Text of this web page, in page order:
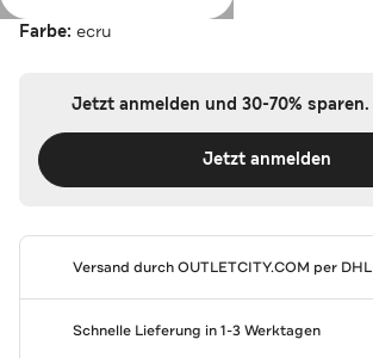
Farbe: ecru
Jetzt anmelden und 30-70% sparen.
Jetzt anmelden
Versand durchOUTLETCITY.COM per DHL
Schnelle Lieferung in 1-3 Werktagen